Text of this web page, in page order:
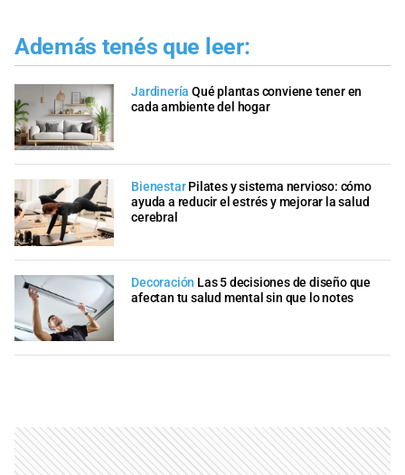
Además tenés que leer:
Jardinería Qué plantas conviene tener en
cada ambiente del hogar
Bienestar Pilates y sistema nervioso: cómo
ayuda a reducir el estrés y mejorar la salud
cerebral
Decoración Las 5 decisiones de diseño que
afectan tu salud mental sin que lo notes